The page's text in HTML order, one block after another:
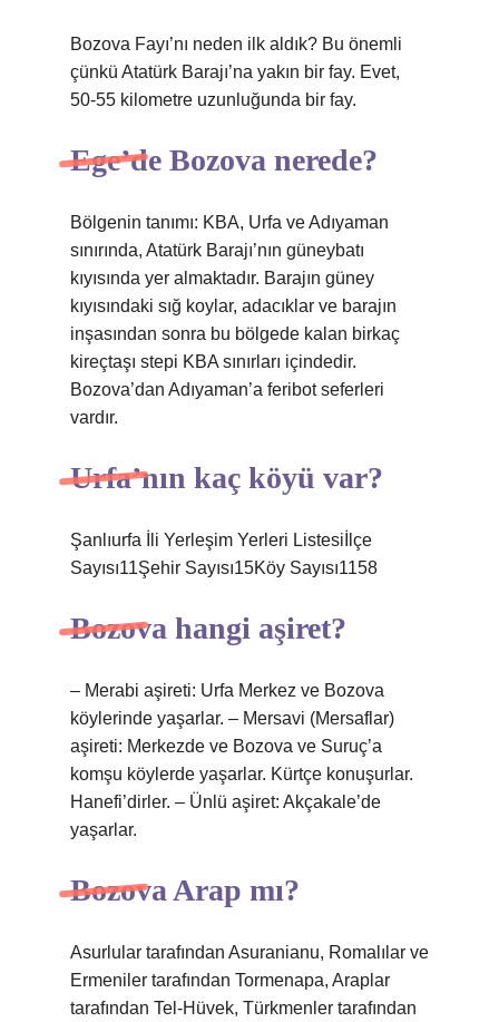
Bozova Fayı’nı neden ilk aldık? Bu önemli
çünkü Atatürk Barajı’na yakın bir fay. Evet,
50-55 kilometre uzunluğunda bir fay.
Ege’de Bozova nerede?
Bölgenin tanımı: KBA, Urfa ve Adıyaman
sınırında, Atatürk Barajı’nın güneybatı
kıyısında yer almaktadır. Barajın güney
kıyısındaki sığ koylar, adacıklar ve barajın
inşasından sonra bu bölgede kalan birkaç
kireçtaşı stepi KBA sınırları içindedir.
Bozova’dan Adıyaman’a feribot seferleri
vardır.
Urfa’nın kaç köyü var?
Şanlıurfa İli Yerleşim Yerleri Listesiİlçe
Sayısı11Şehir Sayısı15Köy Sayısı1158
Bozova hangi aşiret?
– Merabi aşireti: Urfa Merkez ve Bozova
köylerinde yaşarlar. – Mersavi (Mersaflar)
aşireti: Merkezde ve Bozova ve Suruç’a
komşu köylerde yaşarlar. Kürtçe konuşurlar.
Hanefi’dirler. – Ünlü aşiret: Akçakale’de
yaşarlar.
Bozova Arap mı?
Asurlular tarafından Asuranianu, Romalılar ve
Ermeniler tarafından Tormenapa, Araplar
tarafından Tel-Hüvek, Türkmenler tarafından